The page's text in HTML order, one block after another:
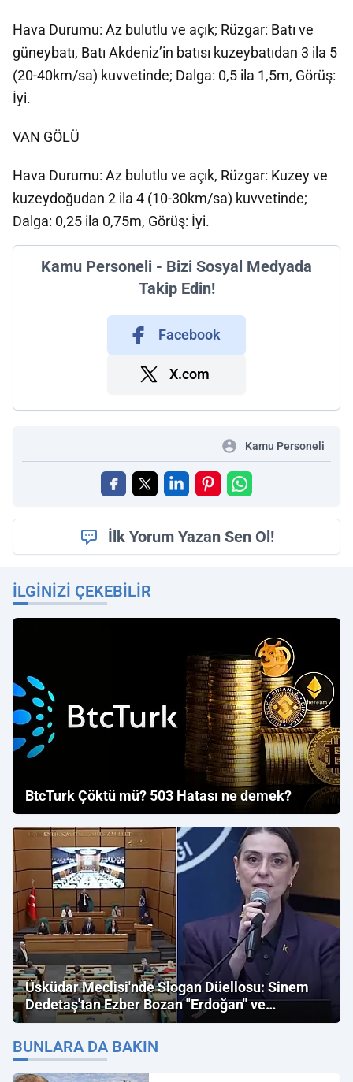
Hava Durumu: Az bulutlu ve açık; Rüzgar: Batı ve
güneybatı, Batı Akdeniz’in batısı kuzeybatıdan 3 ila 5
(20-40km/sa) kuvvetinde; Dalga: 0,5 ila 1,5m, Görüş:
İyi.
VAN GÖLÜ
Hava Durumu: Az bulutlu ve açık, Rüzgar: Kuzey ve
kuzeydoğudan 2 ila 4 (10-30km/sa) kuvvetinde;
Dalga: 0,25 ila 0,75m, Görüş: İyi.
Kamu Personeli - Bizi Sosyal Medyada
Takip Edin!
Facebook
X.com
Kamu Personeli
İlk Yorum Yazan Sen Ol!
İLGINIZI ÇEKEBILIR
BtcTurk Çöktü mü? 503 Hatası ne demek?
Üsküdar Meclisi'nde Slogan Düellosu: Sinem
Dedetaş'tan Ezber Bozan "Erdoğan" ve
"İmamoğlu" Çıkışı!
BUNLARA DA BAKIN